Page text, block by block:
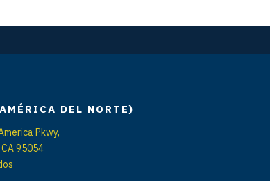
DEL NORTE)
Pkwy,
95054